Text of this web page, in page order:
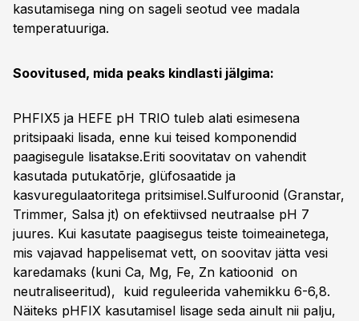
kasutamisega ning on sageli seotud vee madala
temperatuuriga.
Soovitused, mida peaks kindlasti jälgima:
PHFIX5 ja HEFE pH TRIO tuleb alati esimesena
pritsipaaki lisada, enne kui teised komponendid
paagisegule lisatakse.Eriti soovitatav on vahendit
kasutada putukatõrje, glüfosaatide ja
kasvuregulaatoritega pritsimisel.Sulfuroonid (Granstar,
Trimmer, Salsa jt) on efektiivsed neutraalse pH 7
juures. Kui kasutate paagisegus teiste toimeainetega,
mis vajavad happelisemat vett, on soovitav jätta vesi
karedamaks (kuni Ca, Mg, Fe, Zn katioonid on
neutraliseeritud), kuid reguleerida vahemikku 6-6,8.
Näiteks pHFIX kasutamisel lisage seda ainult nii palju,